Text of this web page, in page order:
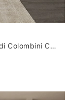
Parete Attrezzata Night & Day L121 di Colombini Casa